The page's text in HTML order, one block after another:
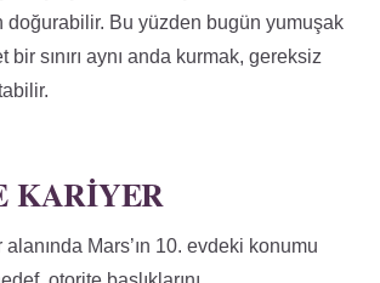
doğurabilir. Bu yüzden bugün yumuşak
bir sınırı aynı anda kurmak, gereksiz
KARIYER
Mars’ın 10. evdeki konumu